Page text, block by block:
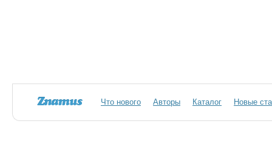
Что нового Авторы Каталог Новые